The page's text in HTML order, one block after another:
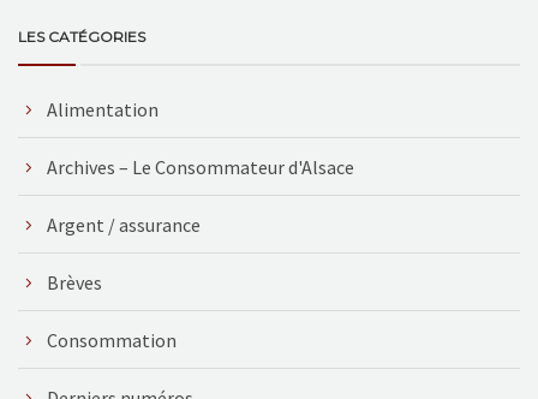
LES CATÉGORIES
Alimentation
Archives – Le Consommateur d'Alsace
Argent / assurance
Brèves
Consommation